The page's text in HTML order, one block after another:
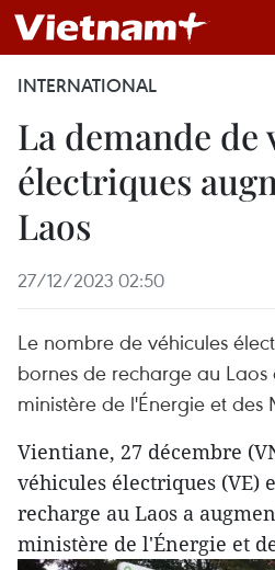
INTERNATIONAL
La demande de
électriques
Laos
27/12/2023 02:50
Le nombre de véhicules
bornes de recharge au
ministère de l'Énergie et des
Vientiane, 27 décembre
véhicules électriques (VE)
recharge au Laos a
ministère de l'Énergie et